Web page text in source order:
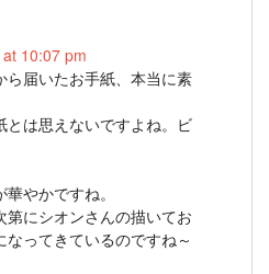
10:07 pm
ら届いたお手紙、本当に素
とは思えないですよね。ビ
やかですね。
第にシオンさんの描いてお
なってきているのですね～